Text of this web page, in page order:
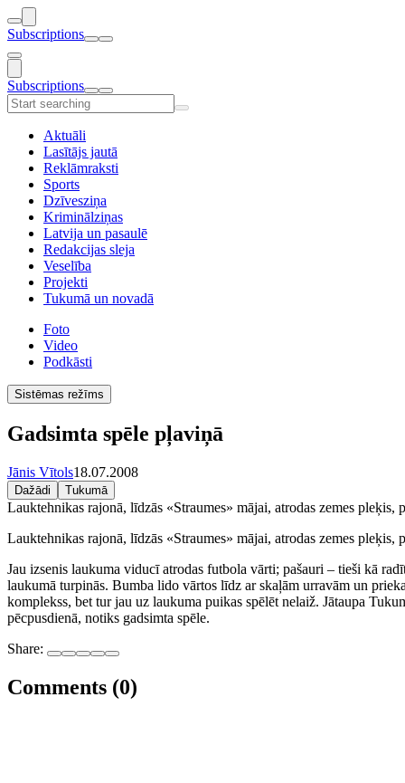
Subscriptions
Subscriptions
Aktuāli
Lasītājs jautā
Reklāmraksti
Sports
Dzīvesziņa
Kriminālziņas
Latvija un pasaulē
Redakcijas sleja
Veselība
Projekti
Tukumā un novadā
Foto
Video
Podkāsti
Sistēmas režīms
Gadsimta spēle pļaviņā
Jānis Vītols18.07.2008
Dažādi Tukumā
Lauktehnikas rajonā, līdzās «Straumes» mājai, atrodas zemes
Lauktehnikas rajonā, līdzās «Straumes» mājai, atrodas zemes
Jau izsenis laukuma viducī atrodas futbola vārti; pašauri – tieši kā
laukumā turpinās. Bumba lido vārtos līdz ar skaļām urravām un
komplekss, bet tur jau uz laukuma puikas spēlēt nelaiž. Jātaupa
pēcpusdienā, notiks gadsimta spēle.
Share:
Comments (0)